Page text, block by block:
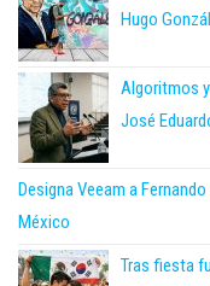
Hugo
Algoritmos
José
Designa Veeam a
México
Tras fiesta